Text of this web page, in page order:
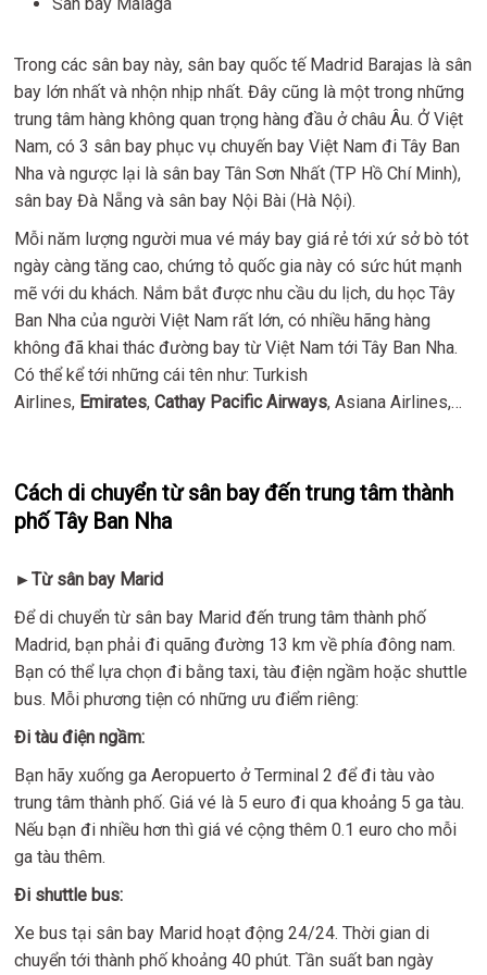
Trong các sân bay này, sân bay quốc tế Madrid Barajas là sân
bay lớn nhất và nhộn nhịp nhất. Đây cũng là một trong những
trung tâm hàng không quan trọng hàng đầu ở châu Âu. Ở Việt
Nam, có 3 sân bay phục vụ chuyến bay Việt Nam đi Tây Ban
Nha và ngược lại là sân bay Tân Sơn Nhất (TP Hồ Chí Minh),
sân bay Đà Nẵng và sân bay Nội Bài (Hà Nội).
Mỗi năm lượng người mua vé máy bay giá rẻ tới xứ sở bò tót
ngày càng tăng cao, chứng tỏ quốc gia này có sức hút mạnh
mẽ với du khách. Nắm bắt được nhu cầu du lịch, du học Tây
Ban Nha của người Việt Nam rất lớn, có nhiều hãng hàng
không đã khai thác đường bay từ Việt Nam tới Tây Ban Nha.
Có thể kể tới những cái tên như: Turkish
Airlines, Emirates,Cathay Pacific Airways, Asiana Airlines,…
Cách di chuyển từ sân bay đến trung tâm thành
phố Tây Ban Nha
►Từ sân bay Marid
Để di chuyển từ sân bay Marid đến trung tâm thành phố
Madrid, bạn phải đi quãng đường 13 km về phía đông nam.
Bạn có thể lựa chọn đi bằng taxi, tàu điện ngầm hoặc shuttle
bus. Mỗi phương tiện có những ưu điểm riêng:
Đi tàu điện ngầm:
Bạn hãy xuống ga Aeropuerto ở Terminal 2 để đi tàu vào
trung tâm thành phố. Giá vé là 5 euro đi qua khoảng 5 ga tàu.
Nếu bạn đi nhiều hơn thì giá vé cộng thêm 0.1 euro cho mỗi
ga tàu thêm.
Đi shuttle bus:
Xe bus tại sân bay Marid hoạt động 24/24. Thời gian di
chuyển tới thành phố khoảng 40 phút. Tần suất ban ngày